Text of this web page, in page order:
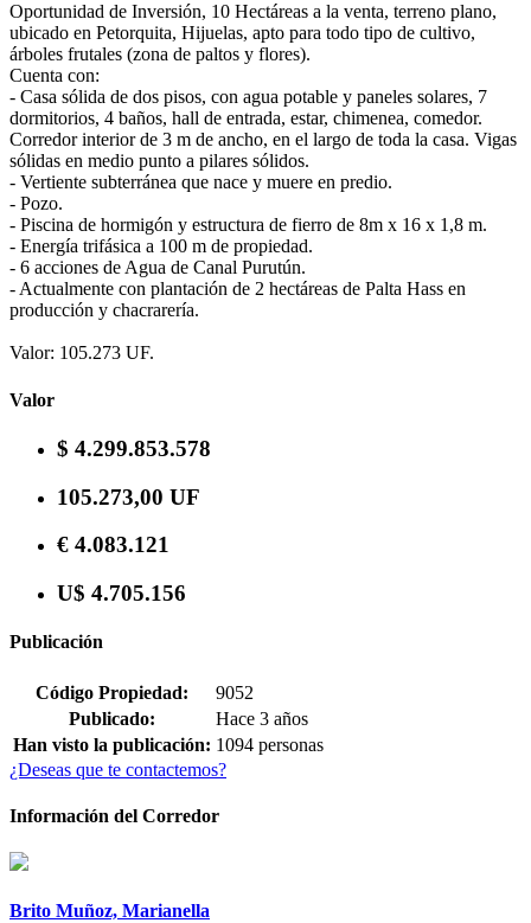
Oportunidad de Inversión, 10 Hectáreas a la venta, terreno plano,
ubicado en Petorquita, Hijuelas, apto para todo tipo de cultivo,
árboles frutales (zona de paltos y flores).
Cuenta con:
- Casa sólida de dos pisos, con agua potable y paneles solares, 7
dormitorios, 4 baños, hall de entrada, estar, chimenea, comedor.
Corredor interior de 3 m de ancho, en el largo de toda la casa. Vigas
sólidas en medio punto a pilares sólidos.
- Vertiente subterránea que nace y muere en predio.
- Pozo.
- Piscina de hormigón y estructura de fierro de 8m x 16 x 1,8 m.
- Energía trifásica a 100 m de propiedad.
- 6 acciones de Agua de Canal Purutún.
- Actualmente con plantación de 2 hectáreas de Palta Hass en
producción y chacrarería.
Valor: 105.273 UF.
Valor
$ 4.299.853.578
105.273,00 UF
€ 4.083.121
U$ 4.705.156
Publicación
Código Propiedad:
9052
Publicado:
Hace 3 años
Han visto la publicación: 1094 personas
¿Deseas que te contactemos?
Información del Corredor
Brito Muñoz, Marianella